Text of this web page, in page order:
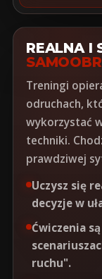
REALNA I
Treningi
odruchach,
wykorzystać
techniki.
prawdziwej
Uczysz się
decyzje w
Ćwiczenia
ruchu".